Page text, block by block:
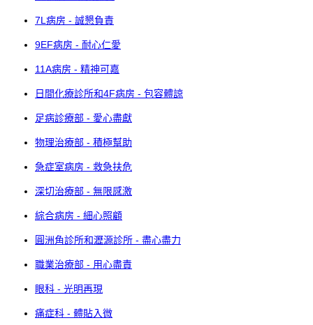
7L病房 - 誠懇負責
9EF病房 - 耐心仁愛
11A病房 - 精神可嘉
日間化療診所和4F病房 - 包容體諒
足病診療部 - 愛心盡獻
物理治療部 - 積極幫助
急症室病房 - 救急扶危
深切治療部 - 無限感激
綜合病房 - 細心照顧
圓洲角診所和瀝源診所 - 盡心盡力
職業治療部 - 用心盡責
眼科 - 光明再現
痛症科 - 體貼入微